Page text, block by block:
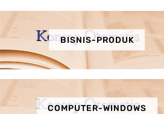
BISNIS-PRODUK
COMPUTER-WINDOWS